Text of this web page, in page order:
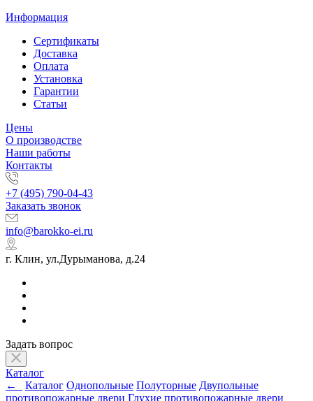
Информация
Сертификаты
Доставка
Оплата
Установка
Гарантии
Статьи
Цены
О производстве
Наши работы
Контакты
+7 (495) 790-04-43
Заказать звонок
info@barokko-ei.ru
г. Клин, ул.Дурыманова, д.24
Задать вопрос
Каталог
←
Каталог Однопольные Полуторные Двупольные
противопожарные двери Глухие противопожарные двери